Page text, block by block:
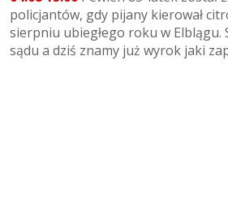
policjantów, gdy pijany kierował
sierpniu ubiegłego roku w Elblągu.
sądu a dziś znamy już wyrok jaki